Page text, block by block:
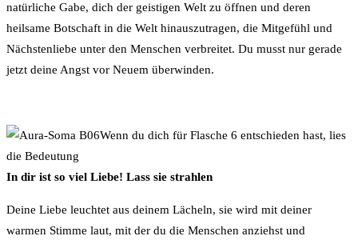
natürliche Gabe, dich der geistigen Welt zu öffnen und deren
heilsame Botschaft in die Welt hinauszutragen, die Mitgefühl und
Nächstenliebe unter den Menschen verbreitet. Du musst nur gerade
jetzt deine Angst vor Neuem überwinden.
Wenn du dich für Flasche 6 entschieden hast, lies
die Bedeutung
In dir ist so viel Liebe! Lass sie strahlen
Deine Liebe leuchtet aus deinem Lächeln, sie wird mit deiner
warmen Stimme laut, mit der du die Menschen anziehst und